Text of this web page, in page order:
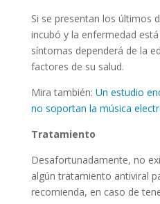
Si se presentan los últimos
incubó y la enfermedad
síntomas dependerá de la
factores de su salud.
Mira también: Un estudio
no soportan la música
Tratamiento
Desafortunadamente, no
algún tratamiento antiviral
recomienda, en caso de